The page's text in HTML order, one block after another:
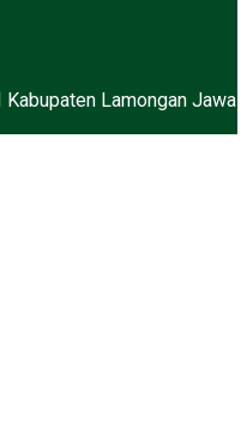
Lamongan Jawa